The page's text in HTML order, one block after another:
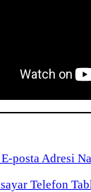
posta Adresi
Telefon